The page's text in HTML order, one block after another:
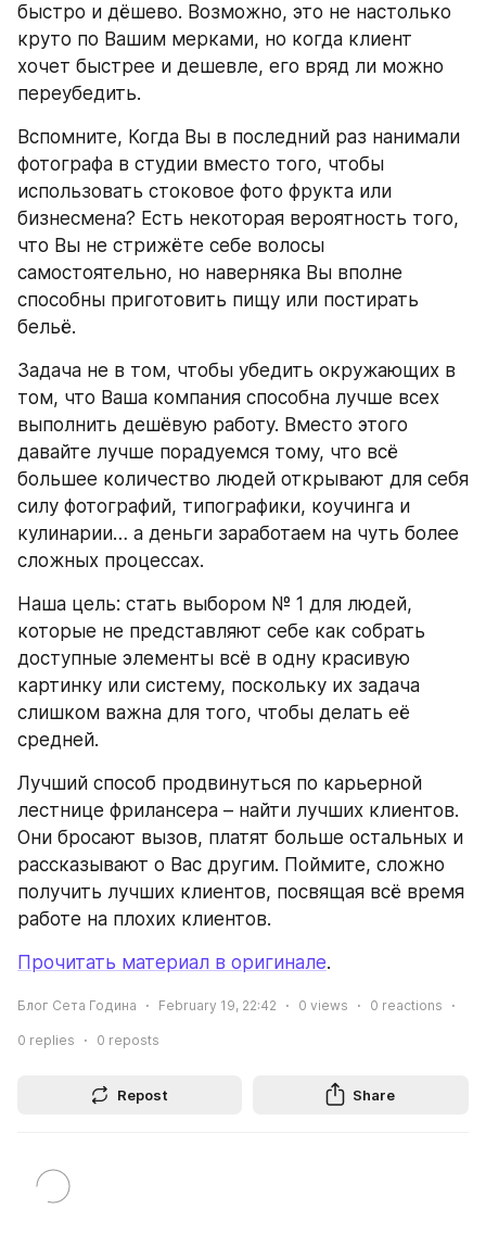
быстро и дёшево. Возможно, это не настолько
круто по Вашим мерками, но когда клиент
хочет быстрее и дешевле, его вряд ли можно
переубедить.
Вспомните, Когда Вы в последний раз нанимали
фотографа в студии вместо того, чтобы
использовать стоковое фото фрукта или
бизнесмена? Есть некоторая вероятность того,
что Вы не стрижёте себе волосы
самостоятельно, но наверняка Вы вполне
способны приготовить пищу или постирать
бельё.
Задача не в том, чтобы убедить окружающих в
том, что Ваша компания способна лучше всех
выполнить дешёвую работу. Вместо этого
давайте лучше порадуемся тому, что всё
большее количество людей открывают для себя
силу фотографий, типографики, коучинга и
кулинарии… а деньги заработаем на чуть более
сложных процессах.
Наша цель: стать выбором № 1 для людей,
которые не представляют себе как собрать
доступные элементы всё в одну красивую
картинку или систему, поскольку их задача
слишком важна для того, чтобы делать её
средней.
Лучший способ продвинуться по карьерной
лестнице фрилансера – найти лучших клиентов.
Они бросают вызов, платят больше остальных и
рассказывают о Вас другим. Поймите, сложно
получить лучших клиентов, посвящая всё время
работе на плохих клиентов.
Прочитать материал в оригинале.
Блог Сета Година February 19, 22:42 0 views 0 reactions
0 replies 0 reposts
Repost Share